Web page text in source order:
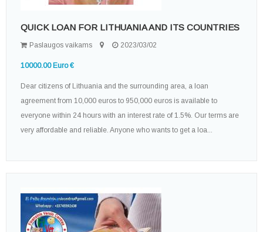
QUICK LOAN FOR LITHUANIA AND ITS COUNTRIES
Paslaugos vaikams 2023/03/02
10000.00 Euro €
Dear citizens of Lithuania and the surrounding area, a loan
agreement from 10,000 euros to 950,000 euros is available to
everyone within 24 hours with an interest rate of 1.5%. Our terms are
very affordable and reliable. Anyone who wants to get a loa...